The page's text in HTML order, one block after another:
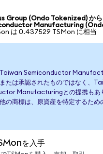
Group (Ondo Tokenized) か
Manufacturing
は 0.437529 TSMon に相当
Taiwan Semiconductor
たは承認されたものではなく、
Manufacturingとの提携もあ
の商標は、原資産を特定するため
を入手